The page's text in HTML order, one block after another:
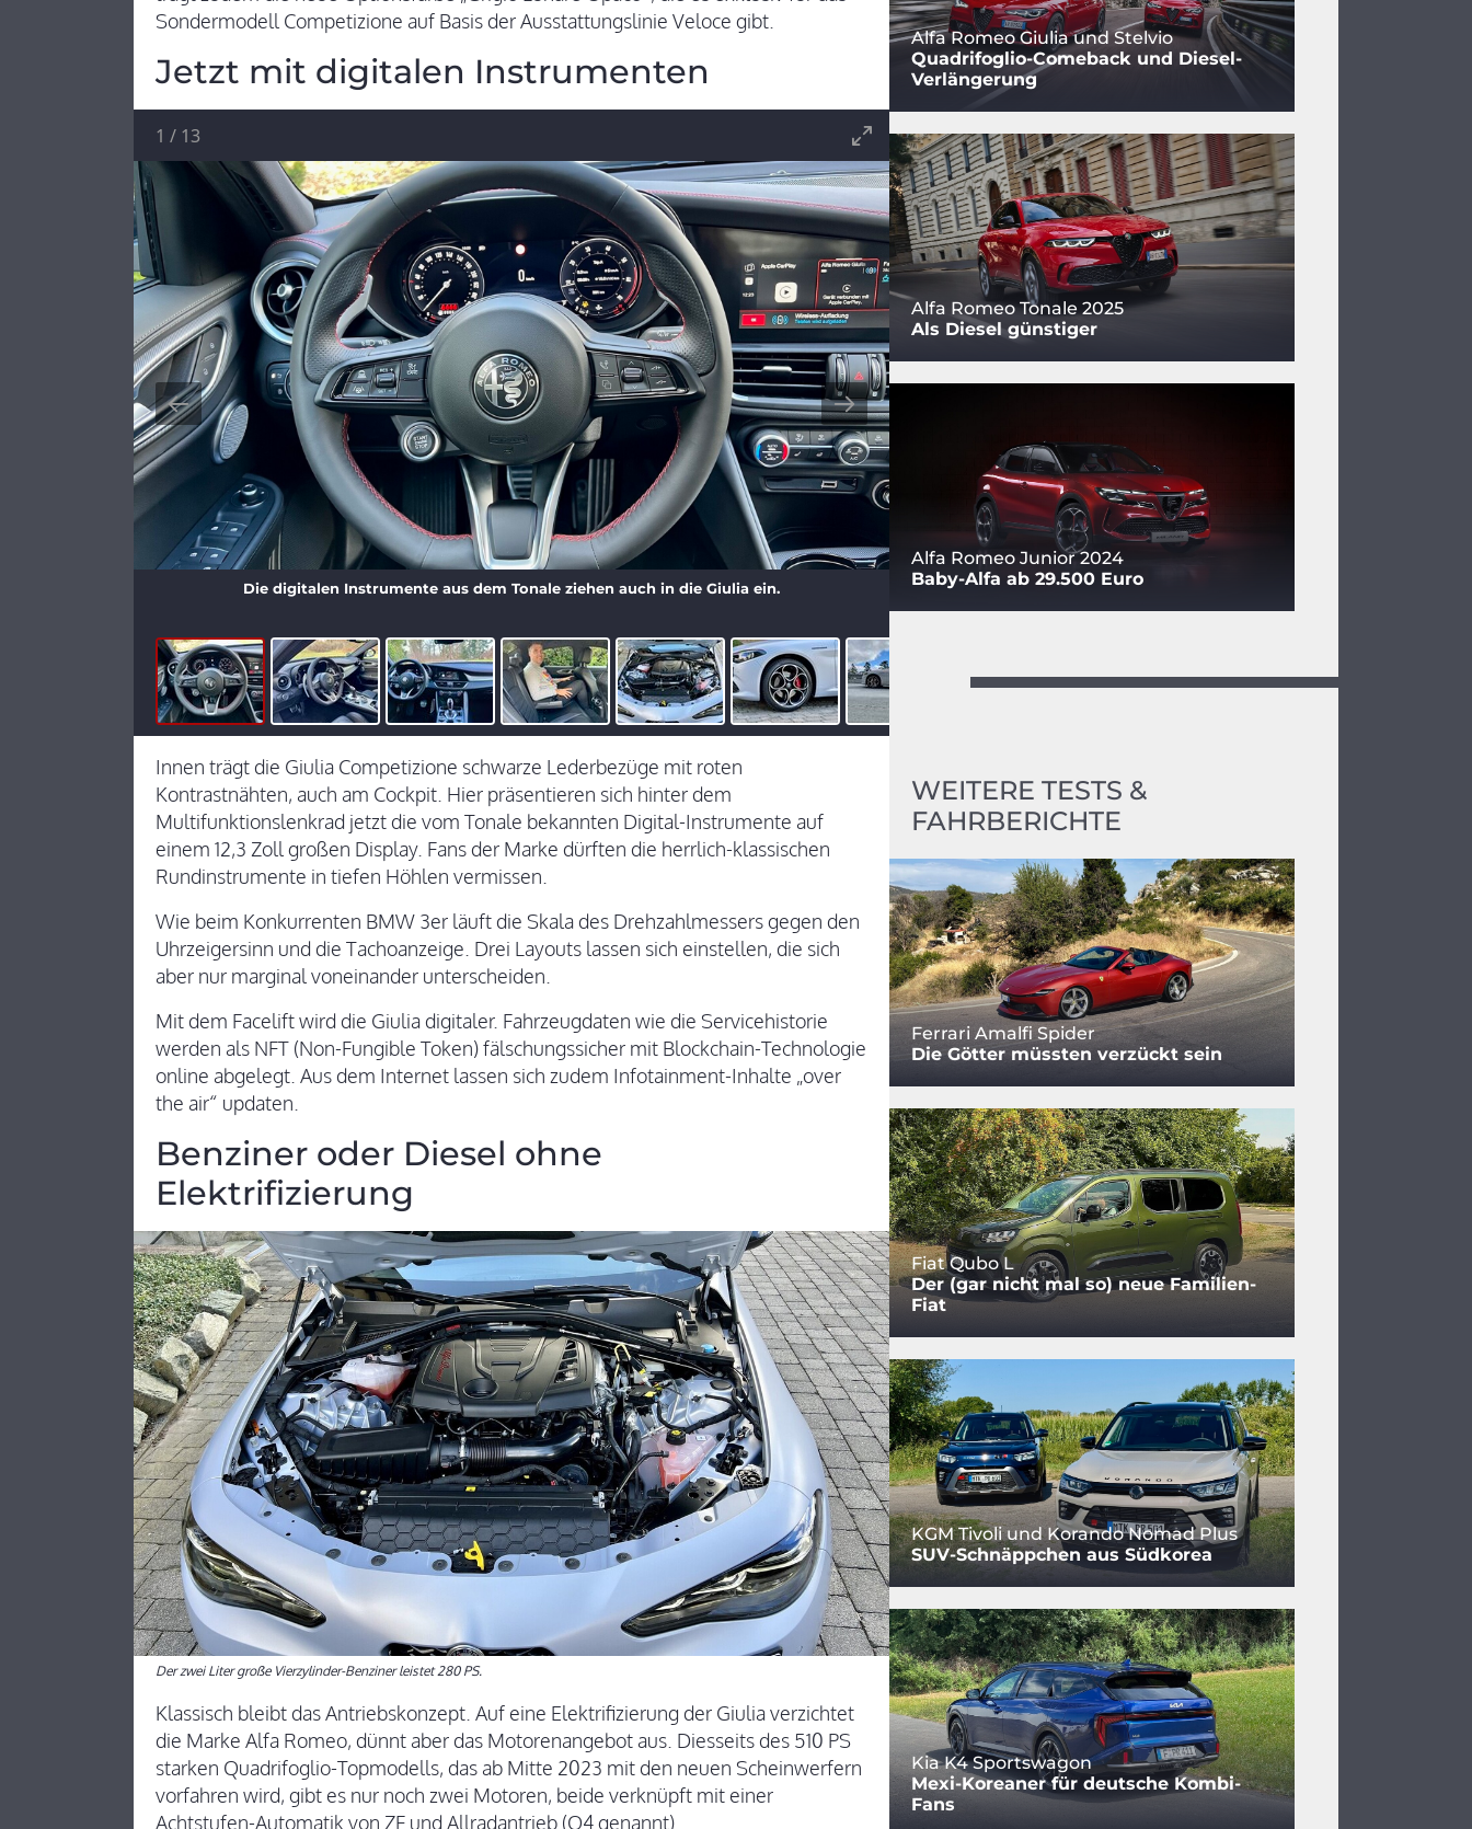
Sondermodell Competizione auf Basis der Ausstattungslinie Veloce gibt.
Jetzt mit digitalen Instrumenten
Die digitalen Instrumente aus dem Tonale ziehen auch in die Giulia ein.
1 / 13
Innen trägt die Giulia Competizione schwarze Lederbezüge mit roten
Kontrastnähten, auch am Cockpit. Hier präsentieren sich hinter dem
Multifunktionslenkrad jetzt die vom Tonale bekannten Digital-Instrumente auf
einem 12,3 Zoll großen Display. Fans der Marke dürften die herrlich-klassischen
Rundinstrumente in tiefen Höhlen vermissen.
Wie beim Konkurrenten BMW 3er läuft die Skala des Drehzahlmessers gegen den
Uhrzeigersinn und die Tachoanzeige. Drei Layouts lassen sich einstellen, die sich
aber nur marginal voneinander unterscheiden.
Mit dem Facelift wird die Giulia digitaler. Fahrzeugdaten wie die Servicehistorie
werden als NFT (Non-Fungible Token) fälschungssicher mit Blockchain-Technologie
online abgelegt. Aus dem Internet lassen sich zudem Infotainment-Inhalte „over
the air“ updaten.
Benziner oder Diesel ohne
Elektrifizierung
Der zwei Liter große Vierzylinder-Benziner leistet 280 PS.
Klassisch bleibt das Antriebskonzept. Auf eine Elektrifizierung der Giulia verzichtet
die Marke Alfa Romeo, dünnt aber das Motorenangebot aus. Diesseits des 510 PS
starken Quadrifoglio-Topmodells, das ab Mitte 2023 mit den neuen Scheinwerfern
vorfahren wird, gibt es nur noch zwei Motoren, beide verknüpft mit einer
Achtstufen-Automatik von ZF und Allradantrieb (Q4 genannt).
Alfa Romeo Giulia und Stelvio
Quadrifoglio-Comeback und Diesel-
Verlängerung
Alfa Romeo Tonale 2025
Als Diesel günstiger
Alfa Romeo Junior 2024
Baby-Alfa ab 29.500 Euro
WEITERE TESTS &
FAHRBERICHTE
Ferrari Amalfi Spider
Die Götter müssten verzückt sein
Fiat Qubo L
Der (gar nicht mal so) neue Familien-
Fiat
KGM Tivoli und Korando Nomad Plus
SUV-Schnäppchen aus Südkorea
Kia K4 Sportswagon
Mexi-Koreaner für deutsche Kombi-
Fans